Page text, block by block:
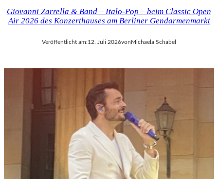
Giovanni Zarrella & Band – Italo-Pop – beim Classic Open
Air 2026 des Konzerthauses am Berliner Gendarmenmarkt
Veröffentlicht am:12. Juli 2026von Michaela Schabel